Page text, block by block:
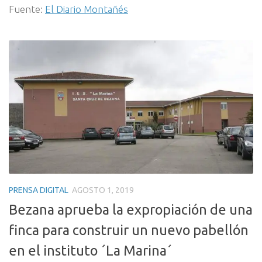
Fuente: El Diario Montañés
PRENSA DIGITAL AGOSTO 1, 2019
Bezana aprueba la expropiación de una
finca para construir un nuevo pabellón
en el instituto ´La Marina´